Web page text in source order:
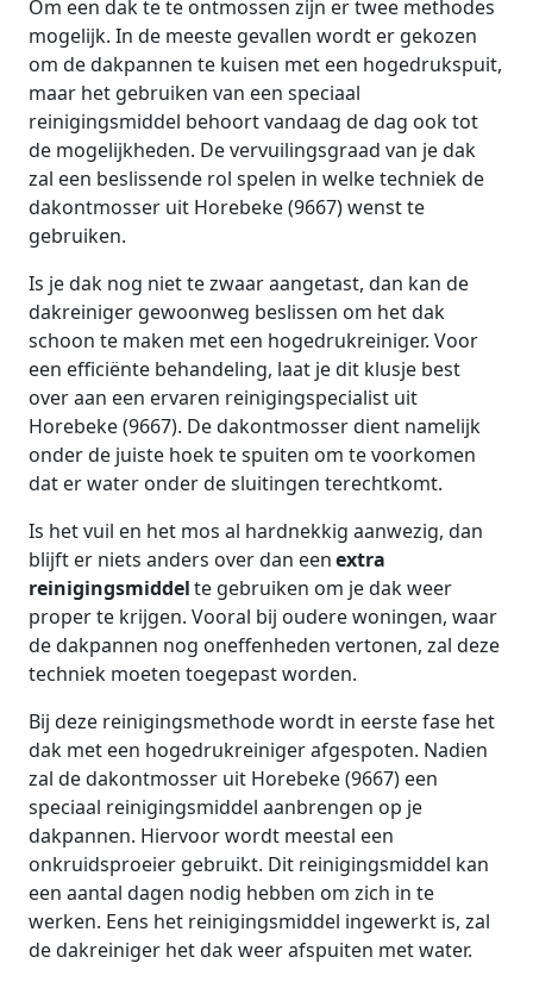
Om een dak te te ontmossen zijn er twee methodes
mogelijk. In de meeste gevallen wordt er gekozen
om de dakpannen te kuisen met een hogedrukspuit,
maar het gebruiken van een speciaal
reinigingsmiddel behoort vandaag de dag ook tot
de mogelijkheden. De vervuilingsgraad van je dak
zal een beslissende rol spelen in welke techniek de
dakontmosser uit Horebeke (9667) wenst te
gebruiken.
Is je dak nog niet te zwaar aangetast, dan kan de
dakreiniger gewoonweg beslissen om het dak
schoon te maken met een hogedrukreiniger. Voor
een efficiënte behandeling, laat je dit klusje best
over aan een ervaren reinigingspecialist uit
Horebeke (9667). De dakontmosser dient namelijk
onder de juiste hoek te spuiten om te voorkomen
dat er water onder de sluitingen terechtkomt.
Is het vuil en het mos al hardnekkig aanwezig, dan
blijft er niets anders over dan eenextra
reinigingsmiddelte gebruiken om je dak weer
proper te krijgen. Vooral bij oudere woningen, waar
de dakpannen nog oneffenheden vertonen, zal deze
techniek moeten toegepast worden.
Bij deze reinigingsmethode wordt in eerste fase het
dak met een hogedrukreiniger afgespoten. Nadien
zal de dakontmosser uit Horebeke (9667) een
speciaal reinigingsmiddel aanbrengen op je
dakpannen. Hiervoor wordt meestal een
onkruidsproeier gebruikt. Dit reinigingsmiddel kan
een aantal dagen nodig hebben om zich in te
werken. Eens het reinigingsmiddel ingewerkt is, zal
de dakreiniger het dak weer afspuiten met water.